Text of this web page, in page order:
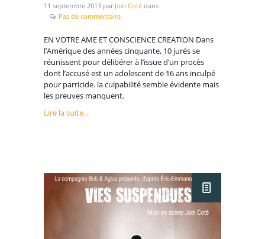
11 septembre 2013 par Joël Coté dans
Pas de commentaire
EN VOTRE AME ET CONSCIENCE CREATION Dans
l’Amérique des années cinquante, 10 jurés se
réunissent pour délibérer à l’issue d’un procès
dont l’accusé est un adolescent de 16 ans inculpé
pour parricide. la culpabilité semble évidente mais
les preuves manquent.
Lire la suite...